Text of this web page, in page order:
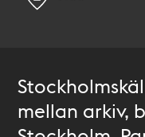
mellan arkiv,